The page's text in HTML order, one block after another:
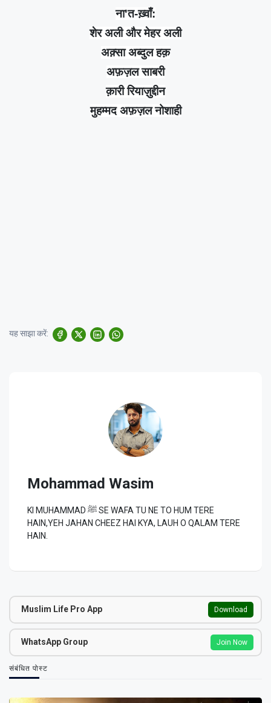
ना'त-ख़्वाँ:
शेर अली और मेहर अली
अक़्सा अब्दुल हक़
अफ़ज़ल साबरी
क़ारी रियाज़ुद्दीन
मुहम्मद अफ़ज़ल नोशाही
यह साझा करें:
Mohammad Wasim
KI MUHAMMAD ﷺ SE WAFA TU NE TO HUM TERE
HAIN,YEH JAHAN CHEEZ HAI KYA, LAUH O QALAM TERE
HAIN.
Muslim Life Pro App Download
WhatsApp Group Join Now
संबंधित पोस्ट